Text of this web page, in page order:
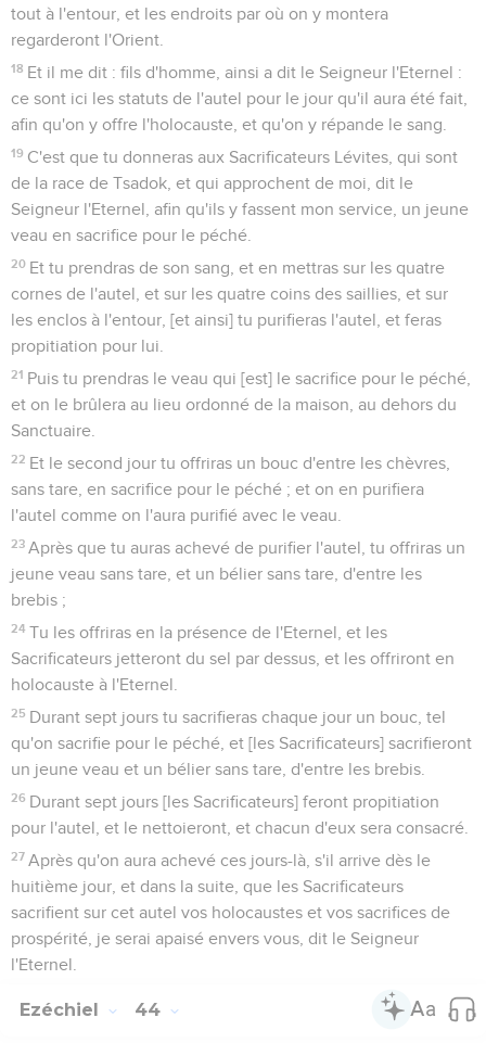
tout à l'entour, et les endroits par où on y montera
regarderont l'Orient.
18 Et il me dit : fils d'homme, ainsi a dit le Seigneur l'Eternel :
ce sont ici les statuts de l'autel pour le jour qu'il aura été fait,
afin qu'on y offre l'holocauste, et qu'on y répande le sang.
19 C'est que tu donneras aux Sacrificateurs Lévites, qui sont
de la race de Tsadok, et qui approchent de moi, dit le
Seigneur l'Eternel, afin qu'ils y fassent mon service, un jeune
veau en sacrifice pour le péché.
20 Et tu prendras de son sang, et en mettras sur les quatre
cornes de l'autel, et sur les quatre coins des saillies, et sur
les enclos à l'entour, [et ainsi] tu purifieras l'autel, et feras
propitiation pour lui.
21 Puis tu prendras le veau qui [est] le sacrifice pour le péché,
et on le brûlera au lieu ordonné de la maison, au dehors du
Sanctuaire.
22 Et le second jour tu offriras un bouc d'entre les chèvres,
sans tare, en sacrifice pour le péché ; et on en purifiera
l'autel comme on l'aura purifié avec le veau.
23 Après que tu auras achevé de purifier l'autel, tu offriras un
jeune veau sans tare, et un bélier sans tare, d'entre les
brebis ;
24 Tu les offriras en la présence de l'Eternel, et les
Sacrificateurs jetteront du sel par dessus, et les offriront en
holocauste à l'Eternel.
25 Durant sept jours tu sacrifieras chaque jour un bouc, tel
qu'on sacrifie pour le péché, et [les Sacrificateurs] sacrifieront
un jeune veau et un bélier sans tare, d'entre les brebis.
26 Durant sept jours [les Sacrificateurs] feront propitiation
pour l'autel, et le nettoieront, et chacun d'eux sera consacré.
27 Après qu'on aura achevé ces jours-là, s'il arrive dès le
huitième jour, et dans la suite, que les Sacrificateurs
sacrifient sur cet autel vos holocaustes et vos sacrifices de
prospérité, je serai apaisé envers vous, dit le Seigneur
l'Eternel.
Ezéchiel 44